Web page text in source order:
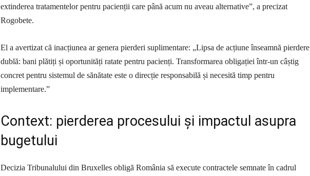
extinderea tratamentelor pentru pacienții care până acum nu aveau alternative”, a precizat
Rogobete.
El a avertizat că inacțiunea ar genera pierderi suplimentare: „Lipsa de acțiune înseamnă pierdere
dublă: bani plătiți și oportunități ratate pentru pacienți. Transformarea obligației într-un câștig
concret pentru sistemul de sănătate este o direcție responsabilă și necesită timp pentru
implementare.”
Context: pierderea procesului și impactul asupra
bugetului
Decizia Tribunalului din Bruxelles obligă România să execute contractele semnate în cadrul